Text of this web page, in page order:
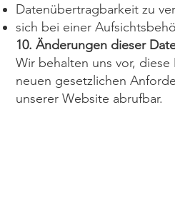
Datenübertragbarkeit zu
sich bei einer
10. Änderungen dieser
Wir behalten uns vor,
neuen gesetzlichen
unserer Website abrufbar.